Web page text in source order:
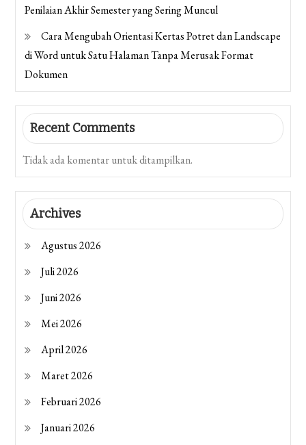
Penilaian Akhir Semester yang Sering Muncul
Cara Mengubah Orientasi Kertas Potret dan Landscape
di Word untuk Satu Halaman Tanpa Merusak Format
Dokumen
Recent Comments
Tidak ada komentar untuk ditampilkan.
Archives
Agustus 2026
Juli 2026
Juni 2026
Mei 2026
April 2026
Maret 2026
Februari 2026
Januari 2026